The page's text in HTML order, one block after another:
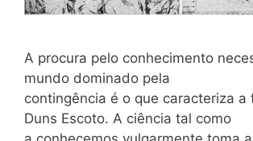
A procura pelo conhecimento
mundo dominado pela
contingência é o que caracteriza a
Duns Escoto. A ciência tal como